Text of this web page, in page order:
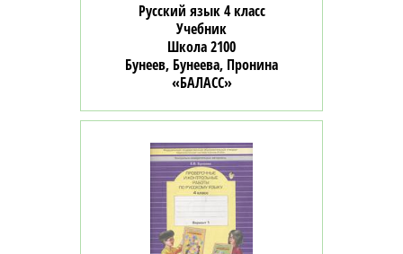
Русский язык 4 класс
Учебник
Школа 2100
Бунеев, Бунеева, Пронина
«БАЛАСС»